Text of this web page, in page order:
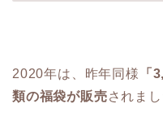
2020年は、昨年同様
「
類の福袋が販売されまし